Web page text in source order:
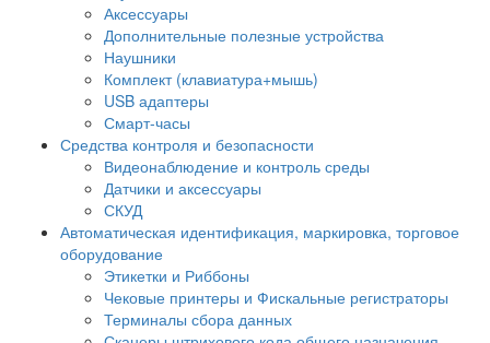
Аксессуары
Дополнительные полезные устройства
Наушники
Комплект (клавиатура+мышь)
USB адаптеры
Смарт-часы
Средства контроля и безопасности
Видеонаблюдение и контроль среды
Датчики и аксессуары
СКУД
Автоматическая идентификация, маркировка, торговое
оборудование
Этикетки и Риббоны
Чековые принтеры и Фискальные регистраторы
Терминалы сбора данных